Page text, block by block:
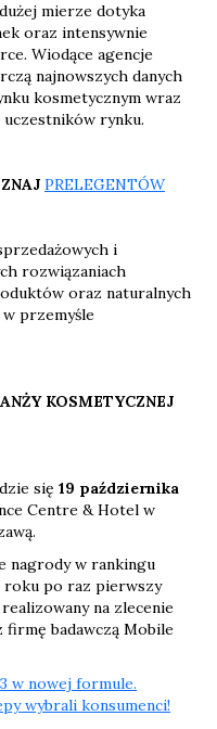
mierze dotyka
oraz intensywnie
Wiodące agencje
najnowszych danych
kosmetycznym wraz
uczestników rynku.
PRELEGENTÓW
i
rozwiązaniach
oraz naturalnych
w przemyśle
KOSMETYCZNEJ
się 19 października
Centre & Hotel w
nagrody w rankingu
po raz pierwszy
na zlecenie
badawczą Mobile
w nowej formule.
wybrali konsumenci!